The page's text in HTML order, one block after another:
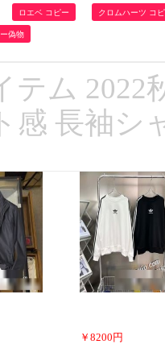
ロエベ コピー クロムハーツ コ
偽物
テム 2022
感 長袖シ
￥ 8200 円